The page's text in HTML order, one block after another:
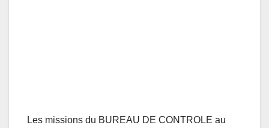
Les missions du BUREAU DE CONTROLE au